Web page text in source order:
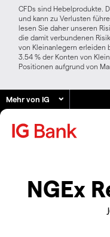
CFDs sind Hebelprodukte.
und kann zu Verlusten
lesen Sie daher unseren
die damit verbundenen
von Kleinanlegern erleiden
3.54 % der Konten von
Positionen aufgrund von
Mehr von IG
NGEx